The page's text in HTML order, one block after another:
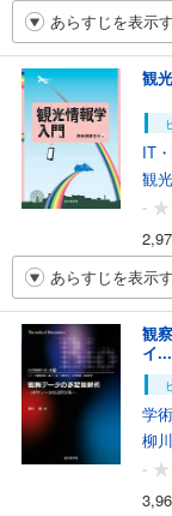
あらすじを表示
観
IT
観
-
あらすじを表示
観
イ...
学
柳
-